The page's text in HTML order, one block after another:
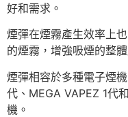
好和需求。
煙彈在煙霧產生效率上
的煙霧，增強吸煙的整體
煙彈相容於多種電子煙
代、MEGA VAPEZ 1代
機。